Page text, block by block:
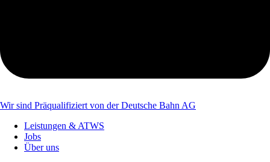
Wir sind Präqualifiziert von der Deutsche Bahn AG
Leistungen & ATWS
Jobs
Über uns